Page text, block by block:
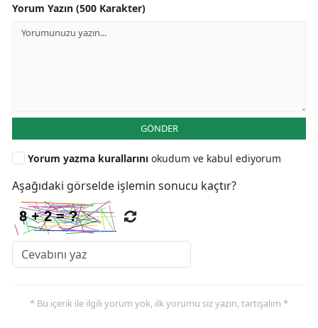
Yorum Yazın (500 Karakter)
GÖNDER
Yorum yazma kurallarını okudum ve kabul ediyorum
Aşağıdaki görselde işlemin sonucu kaçtır?
* Bu içerik ile ilgili yorum yok, ilk yorumu siz yazın, tartışalım *